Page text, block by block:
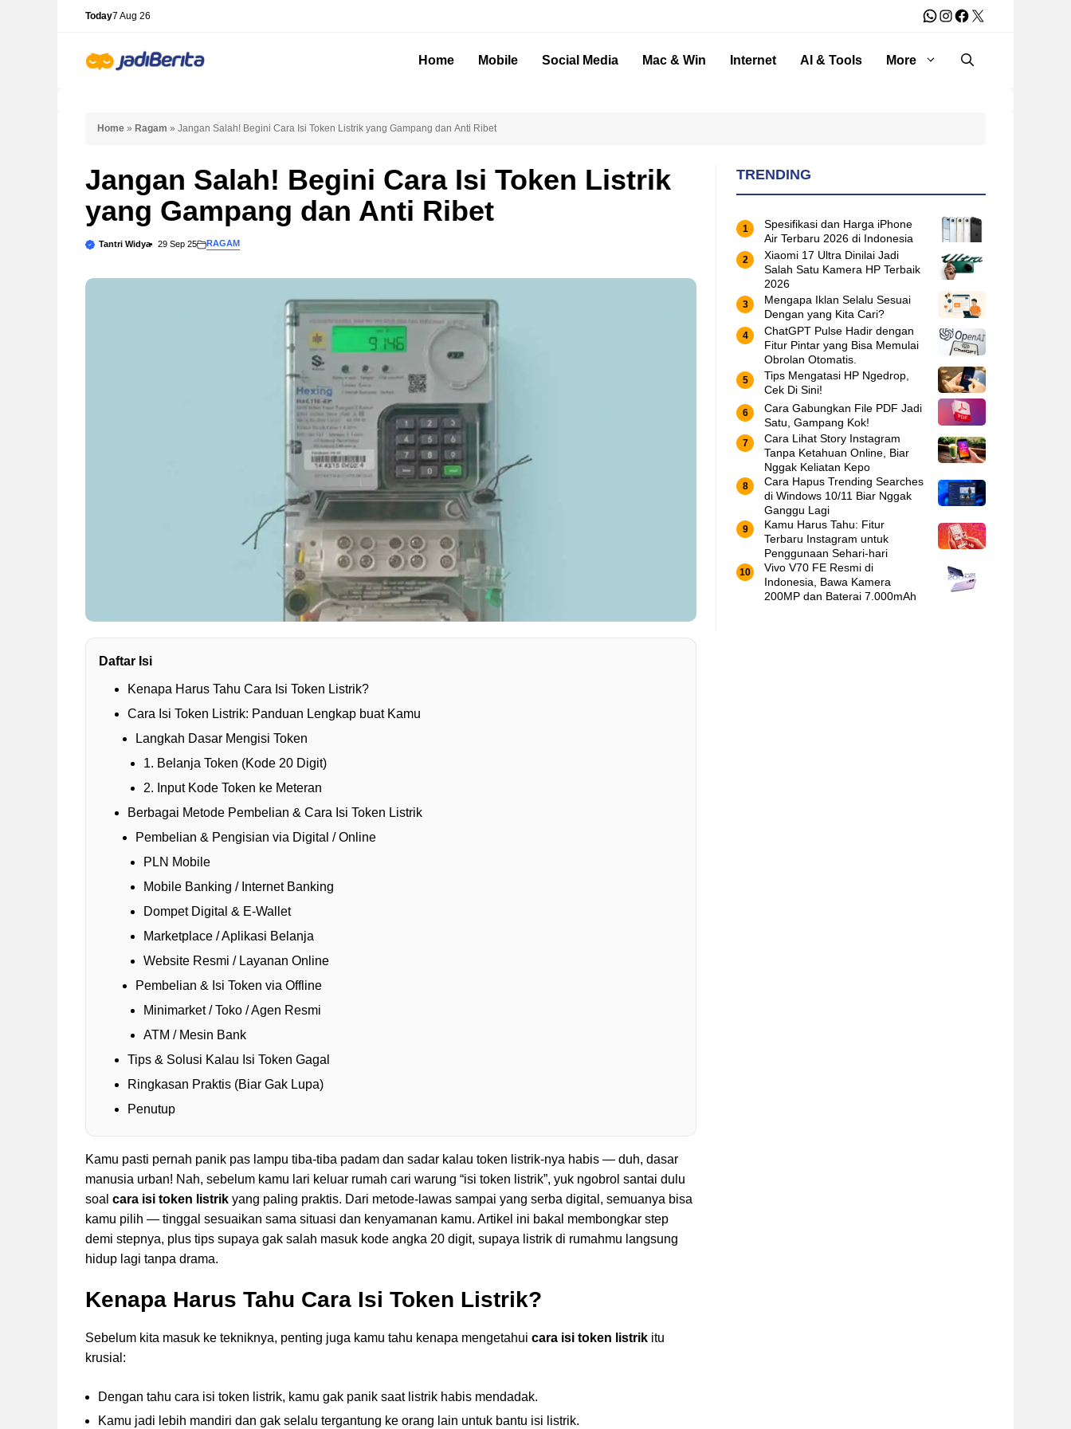
Today7 Aug 26 WhatsApp
Instagram
Facebook
X
Home Mobile Social Media Mac & Win Internet AI & Tools More
Home » Ragam » Jangan Salah! Begini Cara Isi Token Listrik yang Gampang dan Anti Ribet
Jangan Salah! Begini Cara Isi Token Listrik
yang Gampang dan Anti Ribet
Tantri Widya 29 Sep 25 RAGAM
Daftar Isi
Kenapa Harus Tahu Cara Isi Token Listrik?
Cara Isi Token Listrik: Panduan Lengkap buat Kamu
Langkah Dasar Mengisi Token
1. Belanja Token (Kode 20 Digit)
2. Input Kode Token ke Meteran
Berbagai Metode Pembelian & Cara Isi Token Listrik
Pembelian & Pengisian via Digital / Online
PLN Mobile
Mobile Banking / Internet Banking
Dompet Digital & E-Wallet
Marketplace / Aplikasi Belanja
Website Resmi / Layanan Online
Pembelian & Isi Token via Offline
Minimarket / Toko / Agen Resmi
ATM / Mesin Bank
Tips & Solusi Kalau Isi Token Gagal
Ringkasan Praktis (Biar Gak Lupa)
Penutup
Kamu pasti pernah panik pas lampu tiba-tiba padam dan sadar kalau token listrik-nya habis — duh, dasar
manusia urban! Nah, sebelum kamu lari keluar rumah cari warung “isi token listrik”, yuk ngobrol santai dulu
soal cara isi token listrik yang paling praktis. Dari metode-lawas sampai yang serba digital, semuanya bisa
kamu pilih — tinggal sesuaikan sama situasi dan kenyamanan kamu. Artikel ini bakal membongkar step
demi stepnya, plus tips supaya gak salah masuk kode angka 20 digit, supaya listrik di rumahmu langsung
hidup lagi tanpa drama.
Kenapa Harus Tahu Cara Isi Token Listrik?
Sebelum kita masuk ke tekniknya, penting juga kamu tahu kenapa mengetahui cara isi token listrik itu
krusial:
Dengan tahu cara isi token listrik, kamu gak panik saat listrik habis mendadak.
Kamu jadi lebih mandiri dan gak selalu tergantung ke orang lain untuk bantu isi listrik.
TRENDING
Spesifikasi dan Harga iPhone
Air Terbaru 2026 di Indonesia
Xiaomi 17 Ultra Dinilai Jadi
Salah Satu Kamera HP Terbaik
2026
Mengapa Iklan Selalu Sesuai
Dengan yang Kita Cari?
ChatGPT Pulse Hadir dengan
Fitur Pintar yang Bisa Memulai
Obrolan Otomatis.
Tips Mengatasi HP Ngedrop,
Cek Di Sini!
Cara Gabungkan File PDF Jadi
Satu, Gampang Kok!
Cara Lihat Story Instagram
Tanpa Ketahuan Online, Biar
Nggak Keliatan Kepo
Cara Hapus Trending Searches
di Windows 10/11 Biar Nggak
Ganggu Lagi
Kamu Harus Tahu: Fitur
Terbaru Instagram untuk
Penggunaan Sehari-hari
Vivo V70 FE Resmi di
Indonesia, Bawa Kamera
200MP dan Baterai 7.000mAh